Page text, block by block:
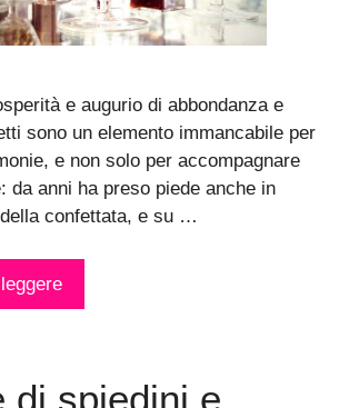
e augurio di abbondanza e
sono un elemento immancabile per
e non solo per accompagnare
da anni ha preso piede anche in
confettata, e su …
di spiedini e